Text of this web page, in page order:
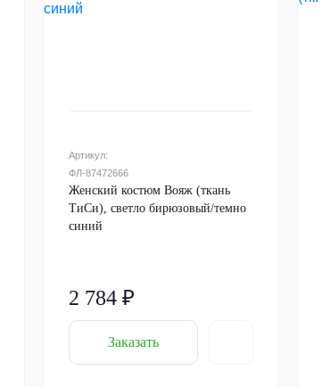
Артикул:
ФЛ-87472666
Женский костюм Вояж (ткань
ТиСи), светло бирюзовый/темно
синий
2 784 ₽
Заказать